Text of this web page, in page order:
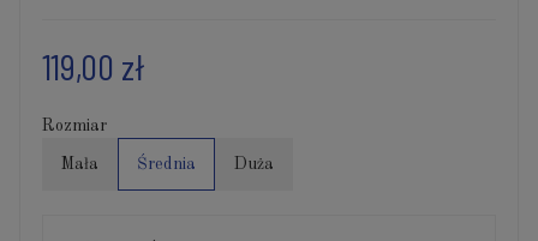
119,00 zł
Rozmiar
Mała Średnia Duża